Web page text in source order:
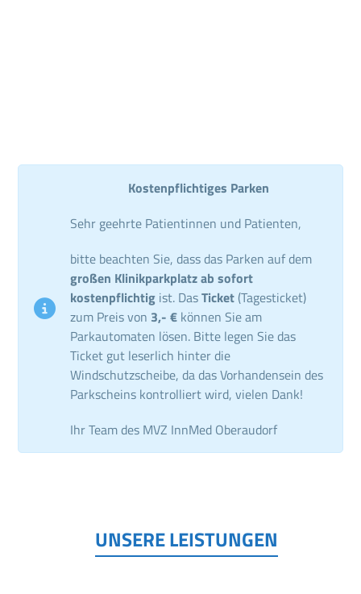
Kostenpflichtiges Parken
Sehr geehrte Patientinnen und Patienten,
bitte beachten Sie, dass das Parken auf dem
großen Klinikparkplatz ab sofort
kostenpflichtig ist. DasTicket (Tagesticket)
zum Preis von 3,- € können Sie am
Parkautomaten lösen. Bitte legen Sie das
Ticket gut leserlich hinter die
Windschutzscheibe, da das Vorhandensein des
Parkscheins kontrolliert wird, vielen Dank!
Ihr Team des MVZ InnMed Oberaudorf
UNSERE LEISTUNGEN